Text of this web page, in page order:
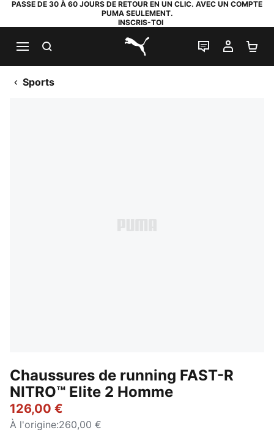
PASSE DE 30 À 60 JOURS DE RETOUR EN UN CLIC. AVEC UN COMPTE
PUMA SEULEMENT.
INSCRIS-TOI
PUMA.com
LIVE CHAT
MON
Sports
Chaussures de running FAST-R
NITRO™ Elite 2 Homme
126,00 €
À l'origine:260,00 €